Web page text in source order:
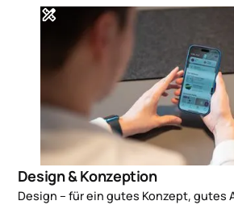
design_services
Design & Konzeption
Design – für ein gutes Konzept, gutes